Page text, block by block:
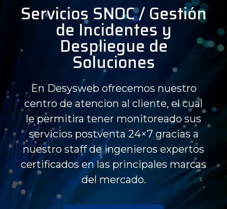
Servicios SNOC / Gestión
de Incidentes y
Despliegue de
Soluciones
En Desysweb ofrecemos nuestro
centro de atencion al cliente, el cual
le permitira tener monitoreado sus
servicios postventa 24×7 gracias a
nuestro staff de ingenieros expertos
certificados en las principales marcas
del mercado.